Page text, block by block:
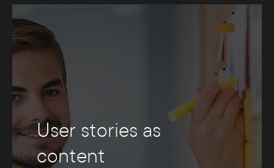
User stories as
content